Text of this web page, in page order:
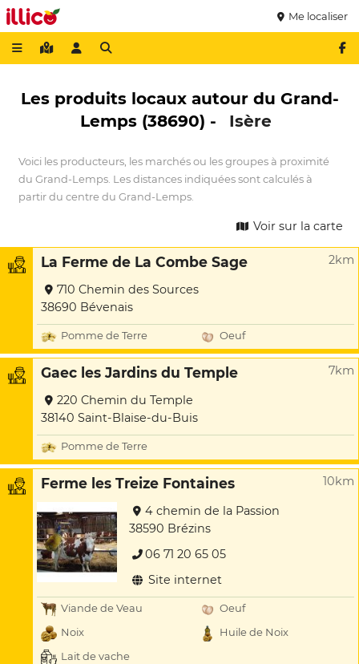
Me localiser
Les produits locaux autour du Grand-
Lemps (38690) -
Isère
Voici les producteurs, les marchés ou les groupes à proximité
du Grand-Lemps. Les distances indiquées sont calculés à
partir du centre du Grand-Lemps.
Voir sur la carte
La Ferme de La Combe Sage 2km
710 Chemin des Sources
38690 Bévenais
Pomme de Terre Oeuf
Gaec les Jardins du Temple 7km
220 Chemin du Temple
38140 Saint-Blaise-du-Buis
Pomme de Terre
Ferme les Treize Fontaines 10km
4 chemin de la Passion
38590 Brézins
06 71 20 65 05
Site internet
Viande de Veau
Oeuf
Noix
Huile de Noix
Lait de vache